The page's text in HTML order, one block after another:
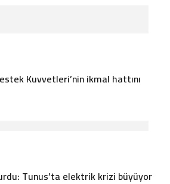
Kuvvetleri’nin ikmal hattını
Tunus’ta elektrik krizi büyüyor